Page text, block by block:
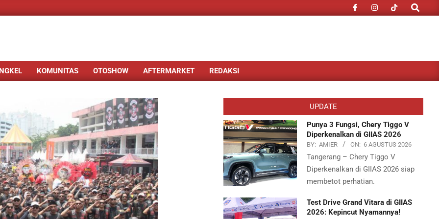
Search
KOMUNITAS OTOSHOW AFTERMARKET REDAKSI
UPDATE
Punya 3 Fungsi, Chery Tiggo V
Diperkenalkan di GIIAS 2026
BY: AMIER ON: 6 AGUSTUS 2026
Tangerang – Chery Tiggo V
Diperkenalkan di GIIAS 2026 siap
membetot perhatian.
Test Drive Grand Vitara di GIIAS
2026: Kepincut Nyamannya!